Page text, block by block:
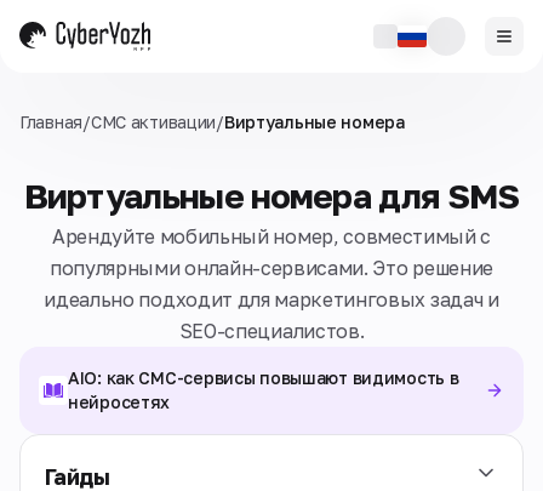
Главная/СМС активации/Виртуальные номера
Виртуальные номера для SMS
Арендуйте мобильный номер, совместимый с
популярными онлайн-сервисами. Это решение
идеально подходит для маркетинговых задач и
SEO-специалистов.
AIO: как СМС-сервисы повышают видимость в
нейросетях
Гайды